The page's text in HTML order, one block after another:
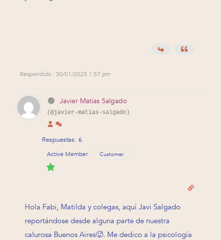
Respondido : 30/01/2025 1:57 pm
Javier Matias Salgado
(@javier-matias-salgado)
Respuestas: 6
Active Member Customer
Hola Fabi, Matilda y colegas, aquí Javi Salgado
reportándose desde alguna parte de nuestra
calurosa Buenos Aires🥵. Me dedico a la psicología